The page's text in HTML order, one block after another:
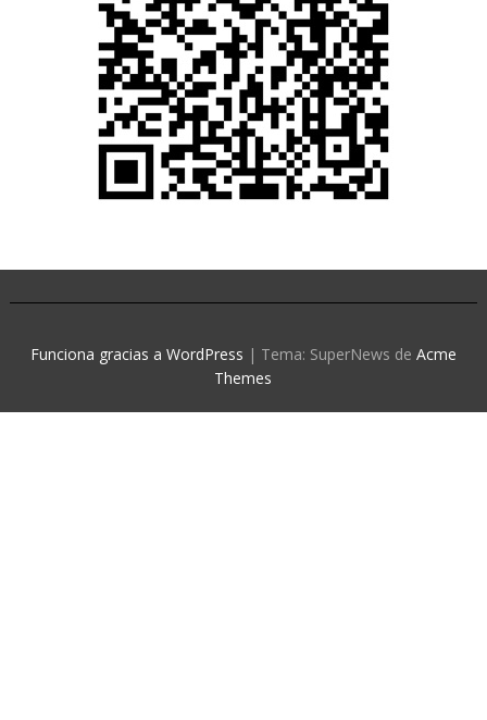
Funciona gracias a WordPress | Tema: SuperNews de Acme
Themes